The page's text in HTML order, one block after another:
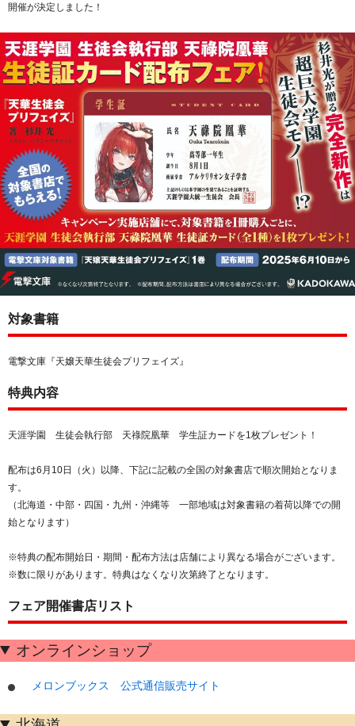
開催が決定しました！
対象書籍
電撃文庫『天嬢天華生徒会プリフェイズ』
特典内容
天涯学園 生徒会執行部 天祿院凰華 学生証カードを1枚プレゼント！
配布は6月10日（火）以降、下記に記載の全国の対象書店で順次開始となりま
す。
（北海道・中部・四国・九州・沖縄等 一部地域は対象書籍の着荷以降での開
始となります）
※特典の配布開始日・期間・配布方法は店舗により異なる場合がございます。
※数に限りがあります。特典はなくなり次第終了となります。
フェア開催書店リスト
オンラインショップ
メロンブックス 公式通信販売サイト